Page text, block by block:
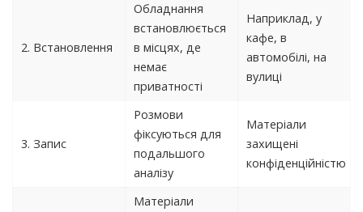
2. Встановлення
Обладнання
встановлюється
в місцях, де
немає
приватності
Наприклад, у
кафе, в
автомобілі, на
вулиці
3. Запис
Розмови
фіксуються для
подальшого
аналізу
Матеріали
захищені
конфіденційністю
Матеріали